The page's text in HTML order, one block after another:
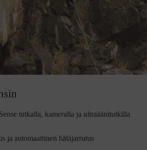
tutkalla, kameralla ja ultraäänitutkilla
ja automaattinen hätäjarrutus